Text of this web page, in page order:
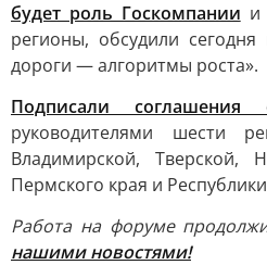
будет роль Госкомпании и
регионы, обсудили
дороги — алгоритмы роста».
Подписали соглашения
руководителями шести
Владимирской, Тверской,
Пермского края и
Работа на форуме
нашими новостями!